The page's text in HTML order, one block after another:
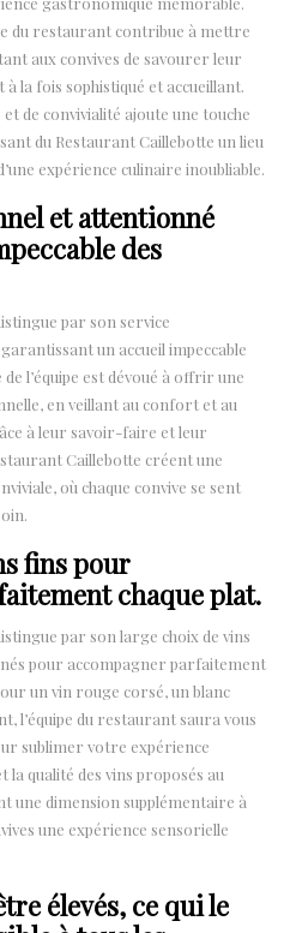
du restaurant contribue à mettre
aux convives de savourer leur
la fois sophistiqué et accueillant.
de convivialité ajoute une touche
du Restaurant Caillebotte un lieu
expérience culinaire inoubliable.
et attentionné
des
par son service
un accueil impeccable
l’équipe est dévoué à offrir une
en veillant au confort et au
à leur savoir-faire et leur
Caillebotte créent une
où chaque convive se sent
fins pour
chaque plat.
par son large choix de vins
pour accompagner parfaitement
un vin rouge corsé, un blanc
l’équipe du restaurant saura vous
sublimer votre expérience
qualité des vins proposés au
une dimension supplémentaire à
une expérience sensorielle
élevés, ce qui le